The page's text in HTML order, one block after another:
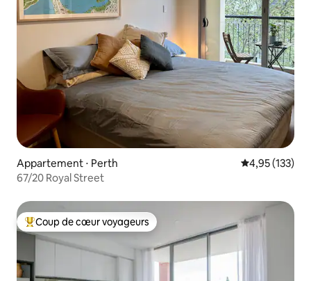
Appartement ⋅ Perth Évaluation
4,95 (133)
67/20 Royal Street
Coups de cœur voyageurs les plus appréciés
Coup de cœur voyageurs